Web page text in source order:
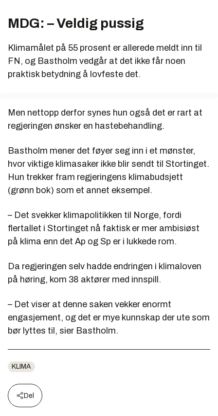
MDG: – Veldig pussig
Klimamålet på 55 prosent er allerede meldt inn til
FN, og Bastholm vedgår at det ikke får noen
praktisk betydning å lovfeste det.
Men nettopp derfor synes hun også det er rart at
regjeringen ønsker en hastebehandling.
Bastholm mener det føyer seg inn i et mønster,
hvor viktige klimasaker ikke blir sendt til Stortinget.
Hun trekker fram regjeringens klimabudsjett
(grønn bok) som et annet eksempel.
– Det svekker klimapolitikken til Norge, fordi
flertallet i Stortinget nå faktisk er mer ambisiøst
på klima enn det Ap og Sp er i lukkede rom.
Da regjeringen selv hadde endringen i klimaloven
på høring, kom 38 aktører med innspill.
– Det viser at denne saken vekker enormt
engasjement, og det er mye kunnskap der ute som
bør lyttes til, sier Bastholm.
KLIMA
Del